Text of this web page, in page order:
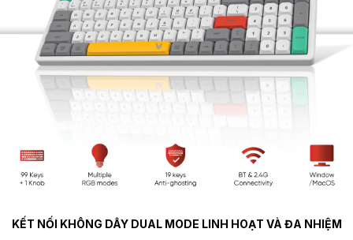
KẾT NỐI KHÔNG DÂY DUAL MODE LINH HOẠT VÀ ĐA NHIỆM